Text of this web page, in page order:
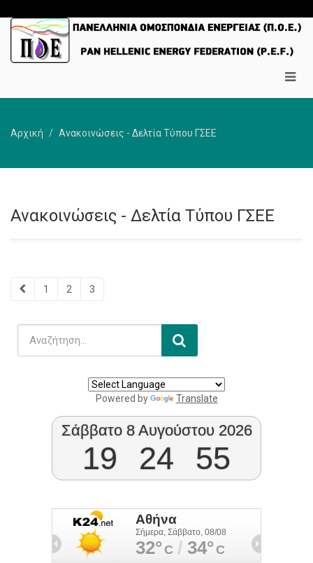
Αρχική Ανακοινώσεις - Δελτία Τύπου ΓΣΕΕ
Ανακοινώσεις - Δελτία Τύπου ΓΣΕΕ
1 2 3
Powered by Translate
Σάββατο 8 Αυγούστου 2026
19 24 55